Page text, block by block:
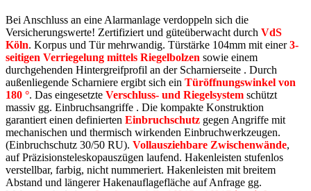
Bei Anschluss an eine Alarmanlage verdoppeln sich die
Versicherungswerte! Zertifiziert und güteüberwacht durch VdS
Köln. Korpus und Tür mehrwandig. Türstärke 104mm mit einer3-
seitigen Verriegelung mittels Riegelbolzen sowie einem
durchgehenden Hintergreifprofil an der Scharnierseite . Durch
außenliegende Scharniere ergibt sich ein Türöffnungswinkel von
180 °. Das eingesetzte Verschluss- und Riegelsystem schützt
massiv gg. Einbruchsangriffe . Die kompakte Konstruktion
garantiert einen definierten Einbruchschutz gegen Angriffe mit
mechanischen und thermisch wirkenden Einbruchwerkzeugen.
(Einbruchschutz 30/50 RU). Vollausziehbare Zwischenwände,
auf Präzisionsteleskopauszügen laufend. Hakenleisten stufenlos
verstellbar, farbig, nicht nummeriert. Hakenleisten mit breitem
Abstand und längerer Hakenauflagefläche auf Anfrage gg.